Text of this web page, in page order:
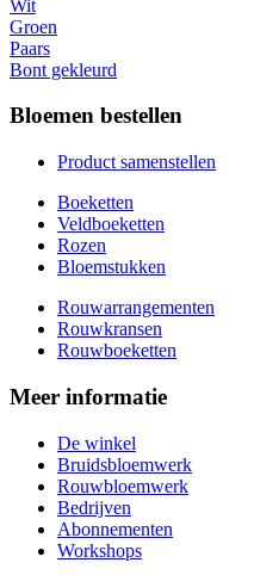
Wit
Groen
Paars
Bont gekleurd
Bloemen bestellen
Product samenstellen
Boeketten
Veldboeketten
Rozen
Bloemstukken
Rouwarrangementen
Rouwkransen
Rouwboeketten
Meer informatie
De winkel
Bruidsbloemwerk
Rouwbloemwerk
Bedrijven
Abonnementen
Workshops